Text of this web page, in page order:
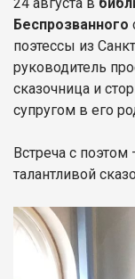
Беспрозванного
поэтессы из
руководитель
сказочница и
супругом в его
Встреча с поэтом
талантливой